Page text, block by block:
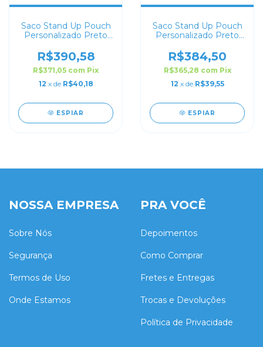
Saco Stand Up Pouch
Personalizado Preto
R$390,58
R$371,05 com Pix
12 x de R$40,18
ESPIAR
Saco Stand Up Pouch
Personalizado Preto
R$384,50
R$365,28 com Pix
12 x de R$39,55
ESPIAR
NOSSA EMPRESA
Sobre Nós
Segurança
Termos de Uso
Onde Estamos
PRA VOCÊ
Depoimentos
Como Comprar
Fretes e Entregas
Trocas e Devoluções
Política de Privacidade